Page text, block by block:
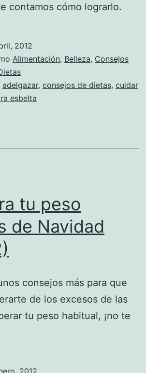
contamos cómo lograrlo.
2012
Alimentación, Belleza, Consejos
adelgazar, consejos de dietas, cuidar
esbelta
tu peso
de Navidad
consejos más para que
de los excesos de las
tu peso habitual, ¡no te
2012